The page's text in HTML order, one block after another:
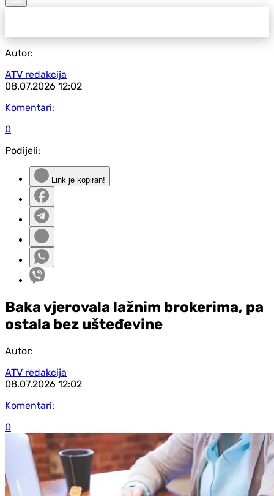
Autor:
ATV redakcija
08.07.2026 12:02
Komentari:
0
Podijeli:
Link je kopiran!
Baka vjerovala lažnim brokerima, pa
ostala bez ušteđevine
Autor:
ATV redakcija
08.07.2026 12:02
Komentari:
0